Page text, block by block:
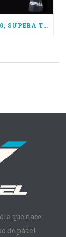
NUEVAS WINGPADEL AIR ATTACK 3.0, SUPERA TUS LÍMITES
que nace
de pádel